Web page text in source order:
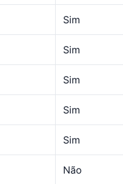
Sim
Sim
Sim
Sim
Sim
Não